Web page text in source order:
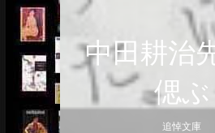
Skip
to
content中田耕治
偲ぶ
追悼文庫